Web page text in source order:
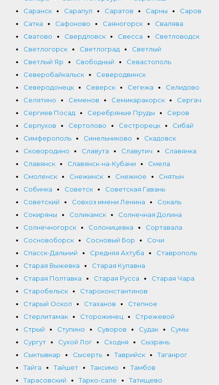
Саранск
Сарапул Саратов Сарны
Саров
Сатка
Сафоново Саяногорск
Свалява
Сватово
Свердловск Свесса
Светловодск
Светлогорск
Светлоград
Светлый
Светлый Яр
Свободный
Севастополь
Северобайкальск
Северодвинск
Северодонецк
Северск Сегежа
Селидово
Селятино
Семенов Семикаракорск
Сергач
Сергиев Посад
Серебряные Пруды
Серов
Серпухов
Сертолово Сестрорецк
Сибай
Симферополь
Синельниково
Скадовск
Сковородино
Славута Славутич
Славянка
Славянск
Славянск-на-Кубани
Смела
Смоленск
Снежинск Снежное
Снятын
Собинка
Советск
Советская Гавань
Советский
Совхоз имени Ленина
Сокаль
Сокиряны
Соликамск
Солнечная Долина
Солнечногорск
Солоницевка
Сортавала
Сосновоборск
Сосновый Бор
Сочи
Спасск-Дальний
Средняя Ахтуба
Ставрополь
Старая Выжевка
Старая Купавна
Старая Полтавка
Старая Русса
Старая Чара
Старобельск
Староконстантинов
Старый Оскол
Стаханов
Степное
Стерлитамак
Сторожинец
Стрежевой
Стрый
Ступино Суворов Судак
Сумы
Сургут
Сухой Лог Сходня
Сызрань
Сыктывкар
Сысерть Таврийск
Таганрог
Тайга
Тайшет Таксимо
Тамбов
Тарасовский
Тарко-сале
Татищево